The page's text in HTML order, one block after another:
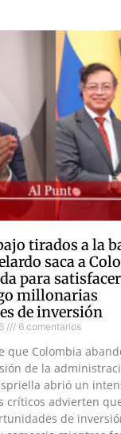
tirados a la
saca a
para
millonarias
de inversión
6 comentarios
que Colombia
de la
abrió un
críticos advierten
de